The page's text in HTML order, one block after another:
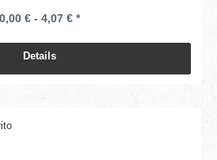
0,00 € - 4,07 € *
Details